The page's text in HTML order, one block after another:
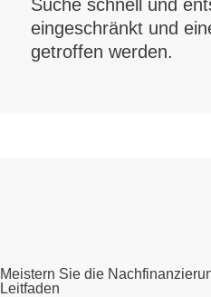
Suche schnell und
eingeschränkt und
getroffen werden.
Meistern Sie die
Leitfaden